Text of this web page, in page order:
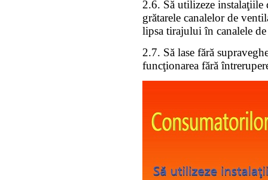
2.6. Să utilizeze
grătarele canalelor de
lipsa tirajului în canalele de
2.7. Să lase fără
funcţionarea fără